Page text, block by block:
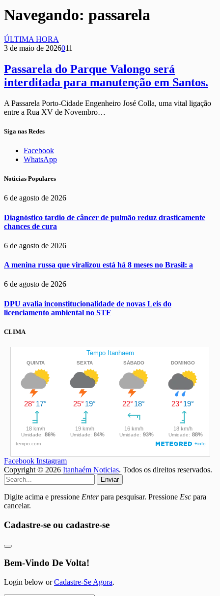
Navegando: passarela
ÚLTIMA HORA
3 de maio de 2026011
Passarela do Parque Valongo será
interditada para manutenção em Santos.
A Passarela Porto-Cidade Engenheiro José Colla, uma vital ligação
entre a Rua XV de Novembro…
Siga nas Redes
Facebook
WhatsApp
Noticias Populares
6 de agosto de 2026
Diagnóstico tardio de câncer de pulmão reduz drasticamente
chances de cura
6 de agosto de 2026
A menina russa que viralizou está há 8 meses no Brasil: a
6 de agosto de 2026
DPU avalia inconstitucionalidade de novas Leis do
licenciamento ambiental no STF
CLIMA
Facebook Instagram
Copyright © 2026 Itanhaém Noticias. Todos os direitos reservados.
Enviar
Digite acima e pressione Enterpara pesquisar. Pressione Esc para
cancelar.
Cadastre-se ou cadastre-se
Bem-Vindo De Volta!
Login below orCadastre-Se Agora.